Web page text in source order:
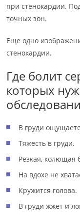
при стенокардии.
точных зон.
Еще одно
стенокардии.
Где болит
которых
В груди
Тяжесть в груди.
Резкая, колющая
На вдохе не
Кружится голова.
В груди жжет и